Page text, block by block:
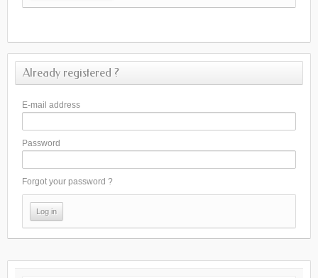
Already registered ?
E-mail address
Password
Forgot your password ?